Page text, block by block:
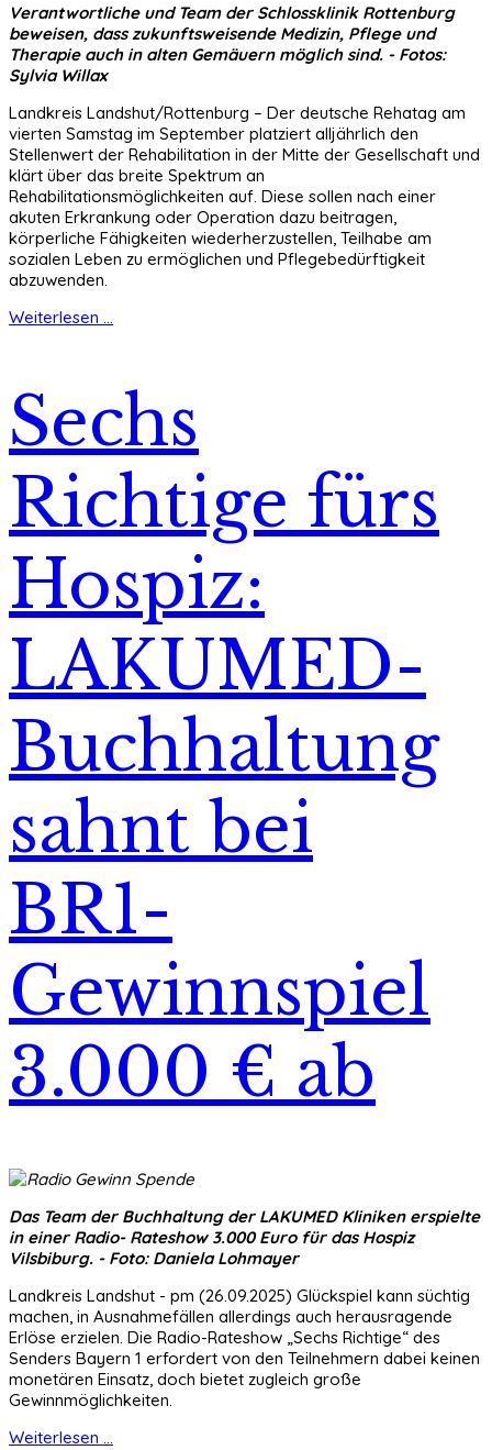
Verantwortliche und Team der Schlossklinik Rottenburg
beweisen, dass zukunftsweisende Medizin, Pflege und
Therapie auch in alten Gemäuern möglich sind. - Fotos:
Sylvia Willax
Landkreis Landshut/Rottenburg – Der deutsche Rehatag am
vierten Samstag im September platziert alljährlich den
Stellenwert der Rehabilitation in der Mitte der Gesellschaft und
klärt über das breite Spektrum an
Rehabilitationsmöglichkeiten auf. Diese sollen nach einer
akuten Erkrankung oder Operation dazu beitragen,
körperliche Fähigkeiten wiederherzustellen, Teilhabe am
sozialen Leben zu ermöglichen und Pflegebedürftigkeit
abzuwenden.
Weiterlesen ...
Sechs
Richtige fürs
Hospiz:
LAKUMED-
Buchhaltung
sahnt bei
BR1-
Gewinnspiel
3.000 € ab
Das Team der Buchhaltung der LAKUMED Kliniken erspielte
in einer Radio- Rateshow 3.000 Euro für das Hospiz
Vilsbiburg. - Foto: Daniela Lohmayer
Landkreis Landshut - pm (26.09.2025) Glückspiel kann süchtig
machen, in Ausnahmefällen allerdings auch herausragende
Erlöse erzielen. Die Radio-Rateshow „Sechs Richtige“ des
Senders Bayern 1 erfordert von den Teilnehmern dabei keinen
monetären Einsatz, doch bietet zugleich große
Gewinnmöglichkeiten.
Weiterlesen ...